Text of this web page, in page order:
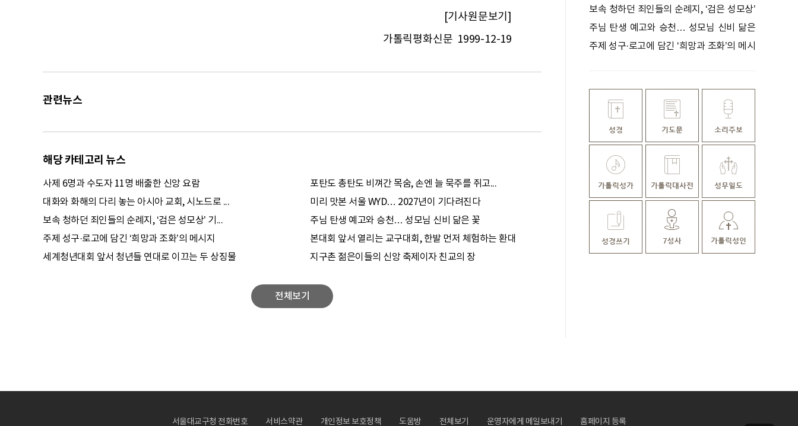
[기사원문보기]
가톨릭평화신문 1999-12-19
관련뉴스
해당 카테고리 뉴스
사제 6명과 수도자 11명 배출한 신앙 요람
포탄도 총탄도 비껴간 목숨, 손엔 늘 묵주를 쥐고...
대화와 화해의 다리 놓는 아시아 교회, 시노드로 ...
미리 맛본 서울 WYD… 2027년이 기다려진다
보속 청하던 죄인들의 순례지, ‘검은 성모상’ 기...
주님 탄생 예고와 승천… 성모님 신비 닮은 꽃
주제 성구·로고에 담긴 ‘희망과 조화’의 메시지
본대회 앞서 열리는 교구대회, 한발 먼저 체험하는 환대
세계청년대회 앞서 청년들 연대로 이끄는 두 상징물
지구촌 젊은이들의 신앙 축제이자 친교의 장
전체보기
다
보속 청하던 죄인들의 순례지, ‘검은 성모상’
기적 간직한 성지
주님 탄생 예고와 승천… 성모님 신비 닮은
꽃
주제 성구·로고에 담긴 ‘희망과 조화’의 메시
서울대교구청 전화번호 서비스약관 개인정보 보호정책 도움방 전체보기 운영자에게 메일보내기 홈페이지 등록